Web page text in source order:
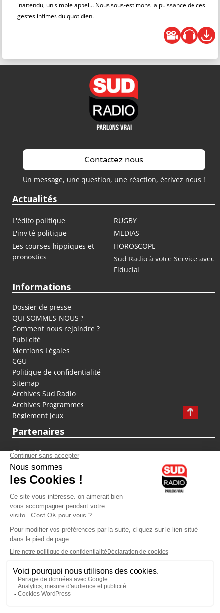
inattendu, un simple appel… Nous sous-estimons la puissance de ces
gestes infimes du quotidien.
Contactez nous
Un message, une question, une réaction, écrivez nous !
Actualités
L'édito politique
RUGBY
L'invité politique
MEDIAS
Les courses hippiques et
pronostics
HOROSCOPE
Sud Radio à votre Service avec
Fiducial
Informations
Dossier de presse
QUI SOMMES-NOUS ?
Comment nous rejoindre ?
Publicité
Mentions Légales
CGU
Politique de confidentialité
Sitemap
Archives Sud Radio
Archives Programmes
Règlement jeux
Partenaires
fiducial.fr
lyoncapitale.fr
olympique-et-lyonnais.com
L'application Iphone / Android
Téléchargez l'application
Les cookies
Gestion des cookies
Crédit photos : ©Sud Radio / Pierre Olivier